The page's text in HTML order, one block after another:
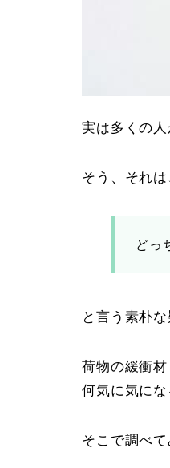
実は多くの
そう、それは
どっ
と言う素朴な
荷物の緩衝
何気に気にな
そこで調べて